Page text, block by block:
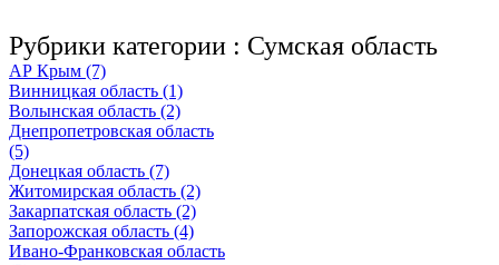
Рубрики категории : Сумская область
АР Крым (7)
Винницкая область (1)
Волынская область (2)
Днепропетровская область
(5)
Донецкая область (7)
Житомирская область (2)
Закарпатская область (2)
Запорожская область (4)
Ивано-Франковская область